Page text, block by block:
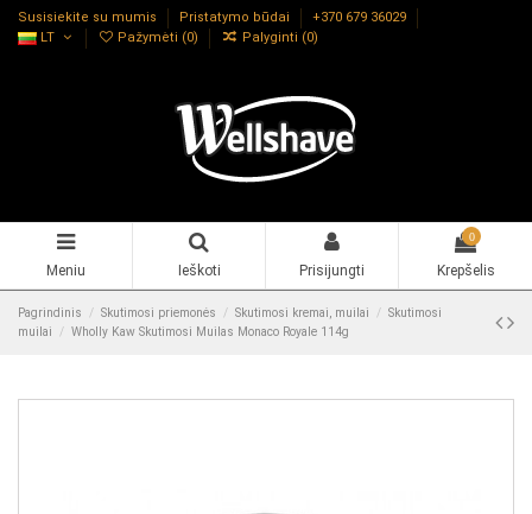
Susisiekite su mumis Pristatymo būdai
+370 679 36029
LT
Pažymėti (0) Palyginti (0)
Meniu Ieškoti Prisijungti
0
Krepšelis
Pagrindinis Skutimosi priemonės Skutimosi kremai, muilai
Skutimosi
muilai
Wholly Kaw Skutimosi Muilas Monaco Royale 114g